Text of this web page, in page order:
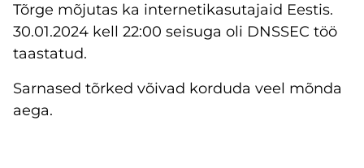
Tõrge mõjutas ka internetikasutajaid Eestis.
30.01.2024 kell 22:00 seisuga oli DNSSEC töö
taastatud.
Sarnased tõrked võivad korduda veel mõnda
aega.